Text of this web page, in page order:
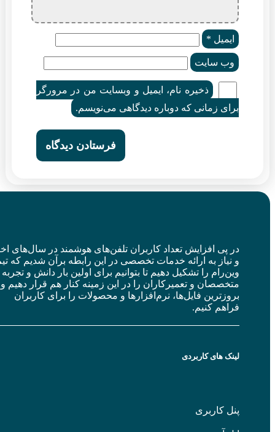
سایت
ذخیره نام، ایمیل و وبسایت من در مرورگر
زمانی که دوباره دیدگاهی می‌نویسم.
پی افزایش تعداد کاربران تلفن‌های هوشمند در سال‌های اخیر
به ارائه خدمات تخصصی در این رابطه برآن شدیم که تیم
را تشکیل دهیم تا بتوانیم برای اولین بار دانش و تجربه
و تعمیرکاران را در این زمینه کنار هم قرار دهیم و
فایل‌ها، نرم‌افزارها و محصولات را برای کاربران
کنیم.
های کاربردی
کاربری